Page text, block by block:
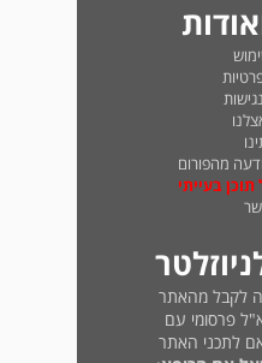
מהפורום
בעייתי
ה לקבל מהאתר
פרסומי עם
לתכני האתר